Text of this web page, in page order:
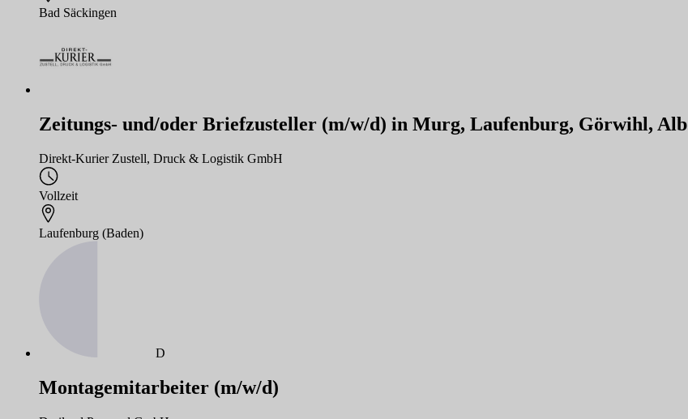
Bad Säckingen
Zeitungs- und/oder Briefzusteller (m/w/d) in Murg, Laufenburg, Görwihl,
Direkt-Kurier Zustell, Druck & Logistik GmbH
Vollzeit
Laufenburg (Baden)
D
Montagemitarbeiter (m/w/d)